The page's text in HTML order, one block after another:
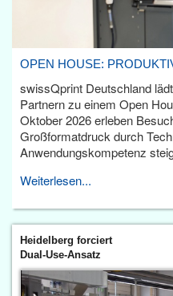
OPEN HOUSE:
swissQprint Deutschland
Partnern zu einem Open
Oktober 2026 erleben
Großformatdruck durch
Anwendungskompetenz
Weiterlesen...
Heidelberg forciert
Dual-Use-Ansatz